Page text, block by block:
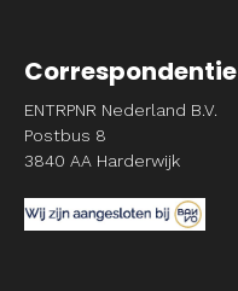
Correspondentie
ENTRPNR Nederland B.V.
Postbus 8
3840 AA Harderwijk